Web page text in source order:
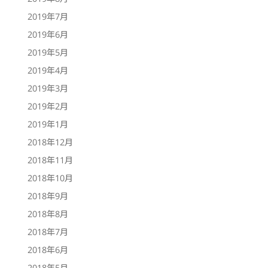
2019年7月
2019年6月
2019年5月
2019年4月
2019年3月
2019年2月
2019年1月
2018年12月
2018年11月
2018年10月
2018年9月
2018年8月
2018年7月
2018年6月